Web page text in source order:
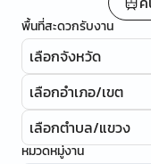
พื้นที่สะดวกรับงาน
เลือกจังหวัด
เลือกอำเภอ/เขต
เลือกตำบล/แขวง
หมวดหมู่งาน